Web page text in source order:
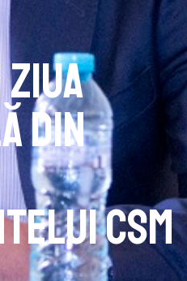
din
CSM